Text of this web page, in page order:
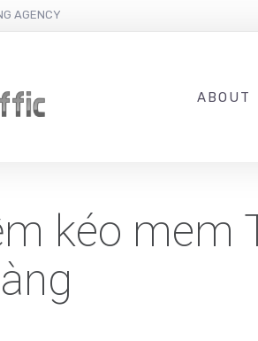
AGENCY
ABOUT
kéo mem